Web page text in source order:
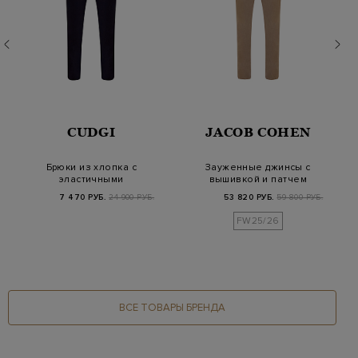
CUDGI
Брюки из хлопка с
эластичными
вставками и поясом
на ку…
7 470 РУБ. 24 900 РУБ.
JACOB COHEN
Зауженные джинсы с
вышивкой и патчем
из сафьяновой кож…
53 820 РУБ. 59 800 РУБ.
FW25/26
ВСЕ ТОВАРЫ БРЕНДА